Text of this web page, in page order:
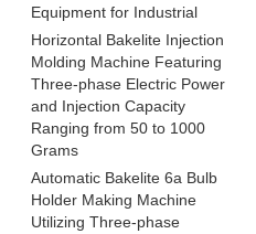
Equipment for Industrial
Horizontal Bakelite Injection
Molding Machine Featuring
Three-phase Electric Power
and Injection Capacity
Ranging from 50 to 1000
Grams
Automatic Bakelite 6a Bulb
Holder Making Machine
Utilizing Three-phase